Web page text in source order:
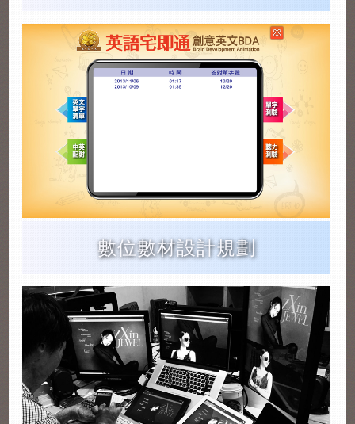
數位數材設計規劃